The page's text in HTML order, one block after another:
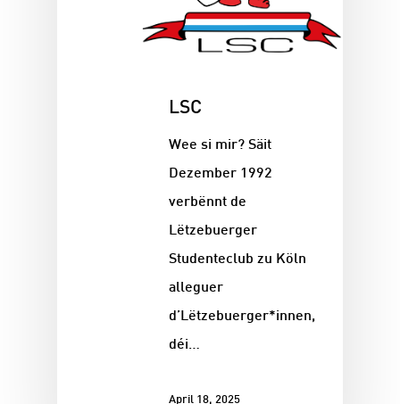
LSC
Wee si mir? Säit
Dezember 1992
verbënnt de
Lëtzebuerger
Studenteclub zu Köln
alleguer
d’Lëtzebuerger*innen,
déi…
April 18, 2025